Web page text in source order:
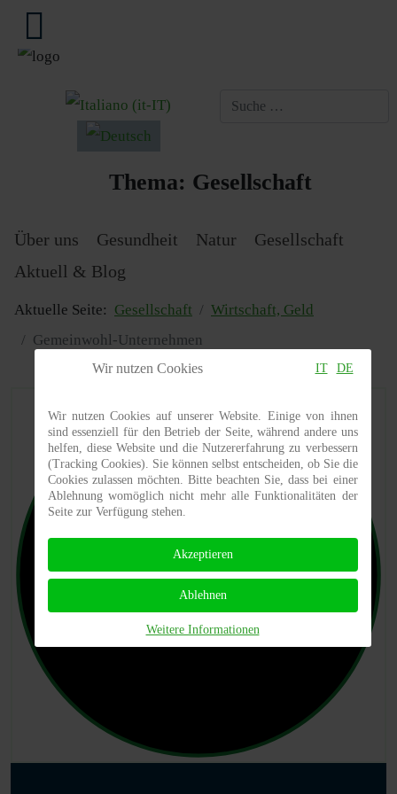
Sprache auswählen
Thema: Gesellschaft
Über uns Gesundheit Natur
Gesellschaft
Aktuell & Blog
Aktuelle Seite: Gesellschaft
Wirtschaft, Geld
Gemeinwohl-Unternehmen
Wir nutzen Cookies IT DE
Wir nutzen Cookies auf unserer Website. Einige von ihnen
sind essenziell für den Betrieb der Seite, während andere uns
helfen, diese Website und die Nutzererfahrung zu verbessern
(Tracking Cookies). Sie können selbst entscheiden, ob Sie die
Cookies zulassen möchten. Bitte beachten Sie, dass bei einer
Ablehnung womöglich nicht mehr alle Funktionalitäten der
Seite zur Verfügung stehen.
Akzeptieren
Ablehnen
Weitere Informationen